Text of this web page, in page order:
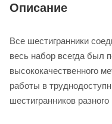
Описание
Все шестигранники
весь набор всегда был
высококачественного
работы в
шестигранников